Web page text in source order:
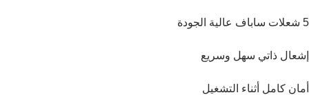
5 شعلات ساباف عالية الجودة
إشعال ذاتي سهل وسريع
أمان كامل أثناء التشغيل